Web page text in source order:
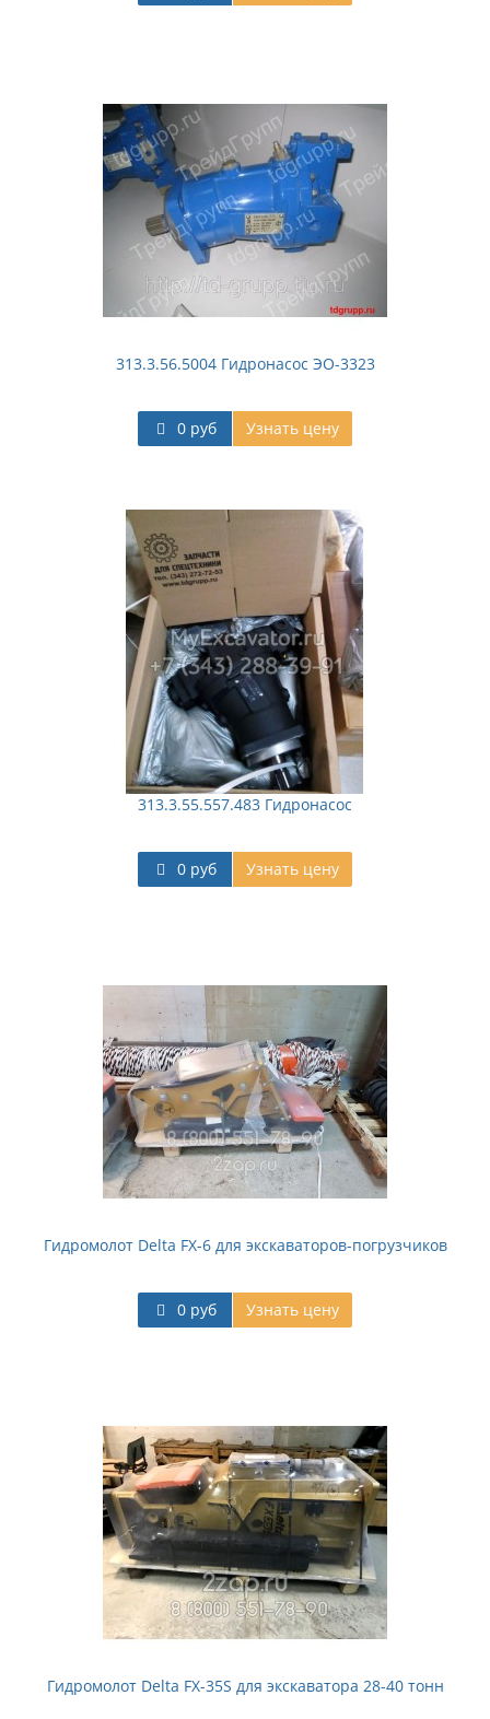
313.3.56.5004 Гидронасос ЭО-3323
0 руб Узнать цену
313.3.55.557.483 Гидронасос
0 руб Узнать цену
Гидромолот Delta FX-6 для экскаваторов-погрузчиков
0 руб Узнать цену
Гидромолот Delta FX-35S для экскаватора 28-40 тонн